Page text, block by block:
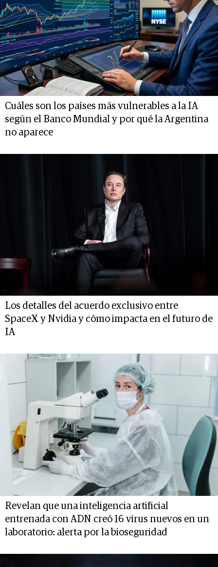
Cuáles son los países más vulnerables a la IA
según el Banco Mundial y por qué la Argentina
no aparece
Los detalles del acuerdo exclusivo entre
SpaceX y Nvidia y cómo impacta en el futuro de
IA
Revelan que una inteligencia artificial
entrenada con ADN creó 16 virus nuevos en un
laboratorio: alerta por la bioseguridad